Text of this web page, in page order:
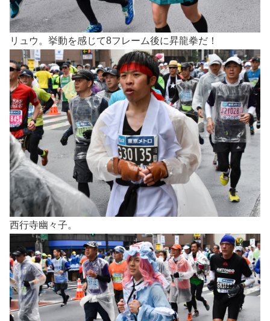
リュウ。挙動を感じて8フレーム後に昇龍拳だ！
西行寺幽々子。